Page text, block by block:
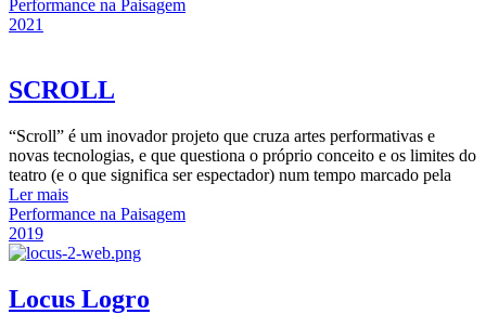
Performance na Paisagem
2021
SCROLL
“Scroll” é um inovador projeto que cruza artes performativas e
novas tecnologias, e que questiona o próprio conceito e os limites do
teatro (e o que significa ser espectador) num tempo marcado pela
Ler mais
Performance na Paisagem
2019
Locus Logro